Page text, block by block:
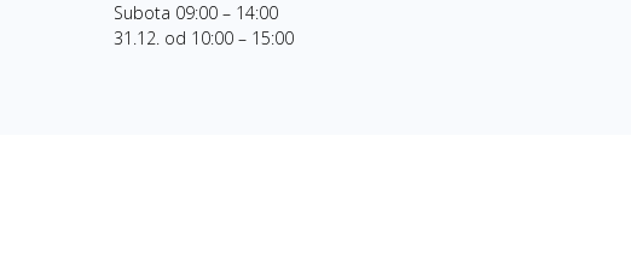
Subota 09:00 – 14:00
31.12. od 10:00 – 15:00